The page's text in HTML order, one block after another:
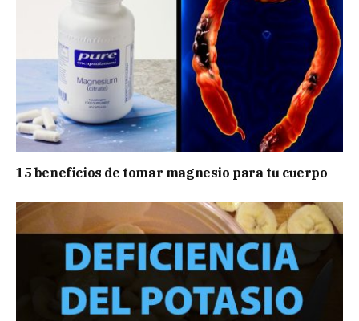
15 beneficios de tomar magnesio para tu cuerpo